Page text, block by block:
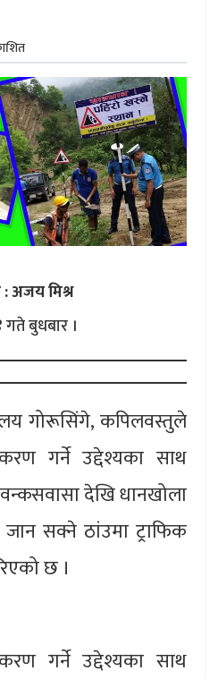
: अजय मिश्र
बुधबार ।
गोरूसिंगे, कपिलवस्तुले
गर्ने उद्देश्यका साथ
देखि धानखोला
सक्ने ठांउमा ट्राफिक
छ ।
गर्ने उद्देश्यका साथ